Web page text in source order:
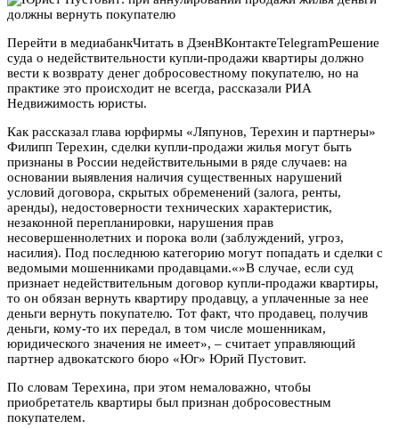
Перейти в медиабанкЧитать в ДзенВКонтактеTelegramРешение
суда о недействительности купли-продажи квартиры должно
вести к возврату денег добросовестному покупателю, но на
практике это происходит не всегда, рассказали РИА
Недвижимость юристы.
Как рассказал глава юрфирмы «Ляпунов, Терехин и партнеры»
Филипп Терехин, сделки купли-продажи жилья могут быть
признаны в России недействительными в ряде случаев: на
основании выявления наличия существенных нарушений
условий договора, скрытых обременений (залога, ренты,
аренды), недостоверности технических характеристик,
незаконной перепланировки, нарушения прав
несовершеннолетних и порока воли (заблуждений, угроз,
насилия). Под последнюю категорию могут попадать и сделки с
ведомыми мошенниками продавцами.«»В случае, если суд
признает недействительным договор купли-продажи квартиры,
то он обязан вернуть квартиру продавцу, а уплаченные за нее
деньги вернуть покупателю. Тот факт, что продавец, получив
деньги, кому-то их передал, в том числе мошенникам,
юридического значения не имеет», – считает управляющий
партнер адвокатского бюро «Юг» Юрий Пустовит.
По словам Терехина, при этом немаловажно, чтобы
приобретатель квартиры был признан добросовестным
покупателем.